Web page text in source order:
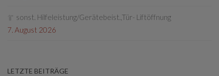
sonst. Hilfeleistung/Gerätebeist.,Tür- Liftöffnung
7. August 2026
LETZTE BEITRÄGE